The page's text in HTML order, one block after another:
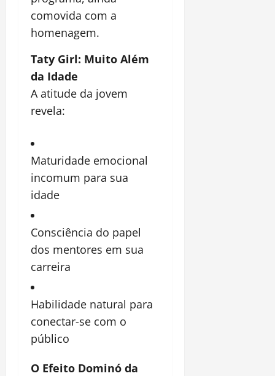
comovida com a
homenagem.
Taty Girl: Muito Além
da Idade
A atitude da jovem
revela:
Maturidade emocional
incomum para sua
idade
Consciência do papel
dos mentores em sua
carreira
Habilidade natural para
conectar-se com o
público
O Efeito Dominó da